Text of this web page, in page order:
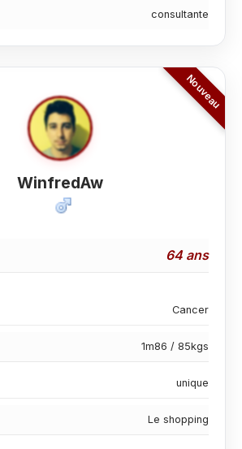
consultante
WinfredAw
64 ans
Cancer
1m86 / 85kgs
unique
Le shopping